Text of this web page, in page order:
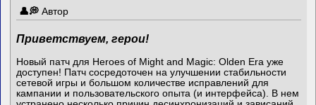
Автор
Приветствуем, герои!
Новый патч для Heroes of Might and Magic: Olden Era уже
доступен! Патч сосредоточен на улучшении стабильности
сетевой игры и большом количестве исправлений для
кампании и пользовательского опыта (и интерфейса). В нем